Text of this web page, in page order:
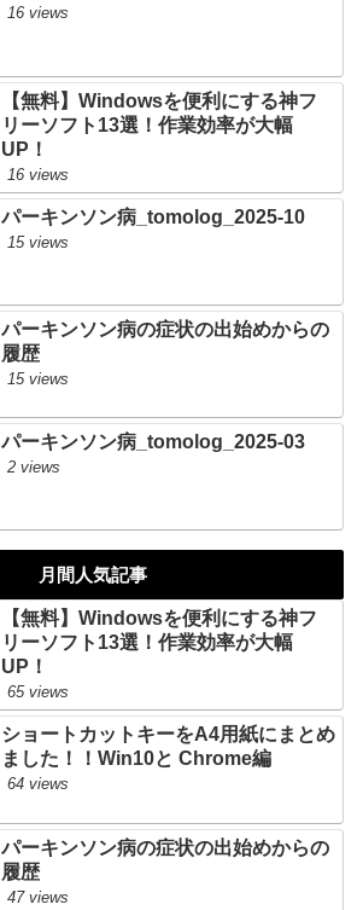
16 views
【無料】Windowsを便利にする神フ
リーソフト13選！作業効率が大幅
UP！
16 views
パーキンソン病_tomolog_2025-10
15 views
パーキンソン病の症状の出始めからの
履歴
15 views
パーキンソン病_tomolog_2025-03
2 views
月間人気記事
【無料】Windowsを便利にする神フ
リーソフト13選！作業効率が大幅
UP！
65 views
ショートカットキーをA4用紙にまとめ
ました！！Win10と Chrome編
64 views
パーキンソン病の症状の出始めからの
履歴
47 views